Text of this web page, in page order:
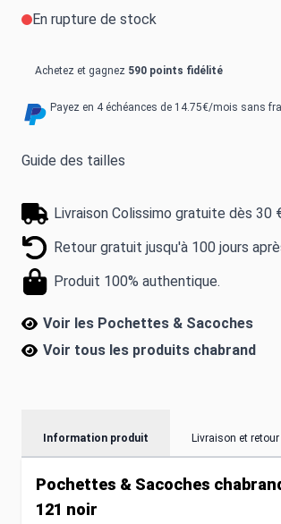
En rupture de stock
Achetez et gagnez 590 points fidélité
Payez en 4 échéances de 14.75€/mois sans
Guide des tailles
Livraison Colissimo gratuite dès 30
Retour gratuit jusqu'à 100 jours
Produit 100% authentique.
Voir les Pochettes & Sacoches
Voir tous les produits chabrand
Information produit Livraison et retour
Pochettes & Sacoches
121 noir